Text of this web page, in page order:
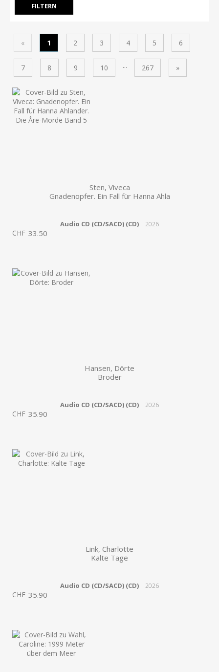
« 1 2 3 4 5 6
7 8 9 10 ... 267 »
Sten, Viveca
Gnadenopfer. Ein Fall für Hanna Ahla
Audio CD (CD/SACD) (CD) | 2026
CHF 33.50
Hansen, Dörte
Broder
Audio CD (CD/SACD) (CD) | 2026
CHF 35.90
Link, Charlotte
Kalte Tage
Audio CD (CD/SACD) (CD) | 2026
CHF 35.90